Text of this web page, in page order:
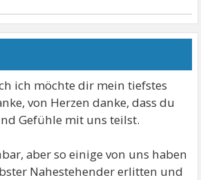
ich möchte dir mein tiefstes
von Herzen danke, dass du
Gefühle mit uns teilst.
aber so einige von uns haben
Nahestehender erlitten und